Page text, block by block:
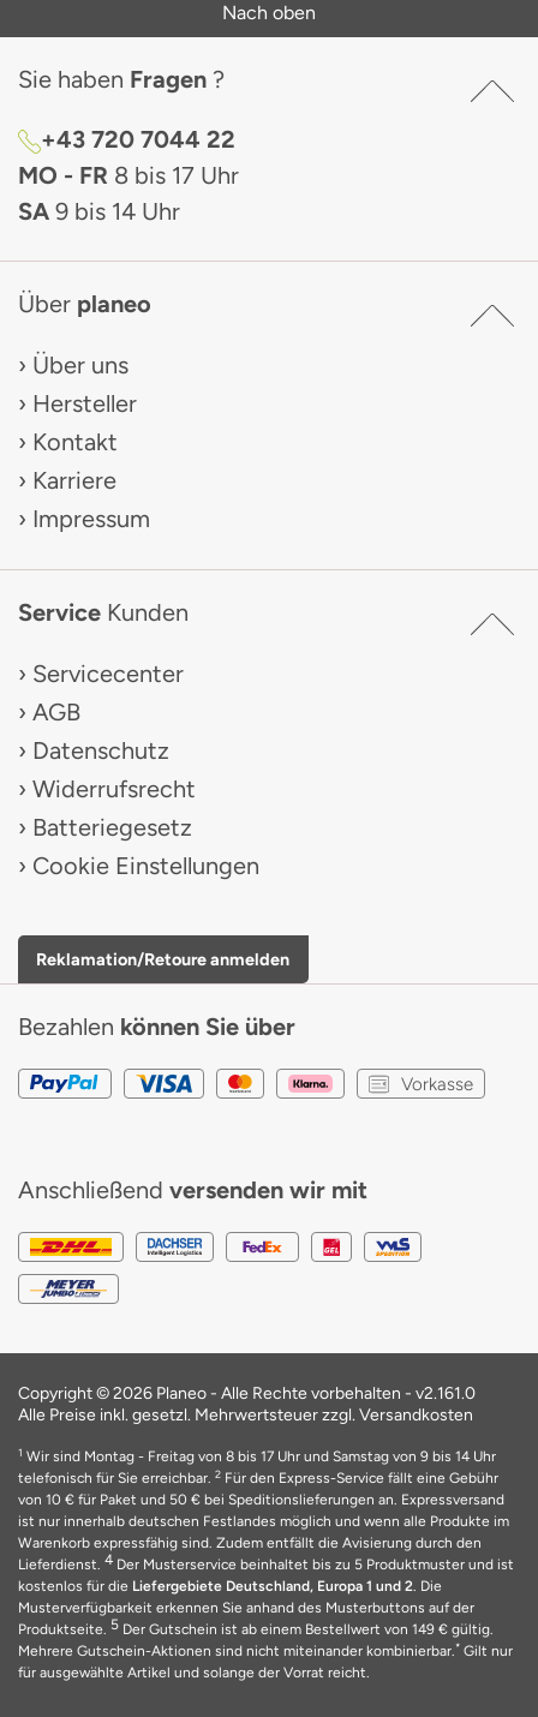
Nach oben
Sie haben Fragen ?
+43 720 7044 22
MO - FR 8 bis 17 Uhr
SA 9 bis 14 Uhr
Über planeo
Über uns
Hersteller
Kontakt
Karriere
Impressum
Service Kunden
Servicecenter
AGB
Datenschutz
Widerrufsrecht
Batteriegesetz
Cookie Einstellungen
Reklamation/Retoure anmelden
Bezahlen können Sie über
Vorkasse
Anschließend versenden wir mit
Copyright © 2026 Planeo - Alle Rechte vorbehalten - v2.161.0
Alle Preise inkl. gesetzl. Mehrwertsteuer zzgl. Versandkosten
1 Wir sind Montag - Freitag von 8 bis 17 Uhr und Samstag von 9 bis 14 Uhr
telefonisch für Sie erreichbar. 2 Für den Express-Service fällt eine Gebühr
von 10 € für Paket und 50 € bei Speditionslieferungen an. Expressversand
ist nur innerhalb deutschen Festlandes möglich und wenn alle Produkte im
Warenkorb expressfähig sind. Zudem entfällt die Avisierung durch den
Lieferdienst. 4 Der Musterservice beinhaltet bis zu 5 Produktmuster und ist
kostenlos für die Liefergebiete Deutschland, Europa 1 und 2. Die
Musterverfügbarkeit erkennen Sie anhand des Musterbuttons auf der
Produktseite. 5 Der Gutschein ist ab einem Bestellwert von 149 € gültig.
Mehrere Gutschein-Aktionen sind nicht miteinander kombinierbar.* Gilt nur
für ausgewählte Artikel und solange der Vorrat reicht.